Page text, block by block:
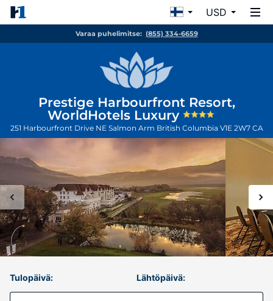
USD
Varaa puhelimitse: (855) 334-6659
Prestige Harbourfront Resort,
WorldHotels Luxury
251 Harbourfront Drive NE Salmon Arm British Columbia V1E 2W7 CA
Tulopäivä: Lähtöpäivä: